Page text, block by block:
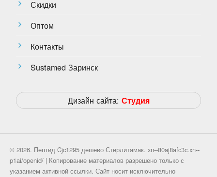
Скидки
Оптом
Контакты
Sustamed Заринск
Дизайн сайта: Студия
© 2026. Пептид Cjc1295 дешево Стерлитамак. xn--80aj8afc3c.xn--
p1ai/openid/ | Копирование материалов разрешено только с
указанием активной ссылки. Сайт носит исключительно